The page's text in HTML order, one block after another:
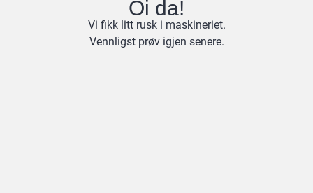
Oi da!
Vi fikk litt rusk i maskineriet.
Vennligst prøv igjen senere.